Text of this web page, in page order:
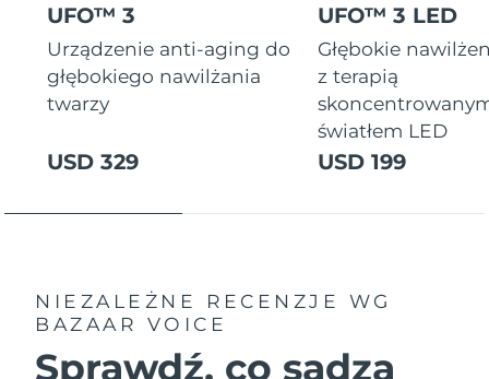
UFO™ 3
Urządzenie anti-aging do
głębokiego nawilżania
twarzy
USD 329
UFO™ 3 LED
Głębokie
z terapią
światłem LED
USD 199
NIEZALEŻNE RECENZJE
WG
BAZAAR VOICE
Sprawdź, co sądzą